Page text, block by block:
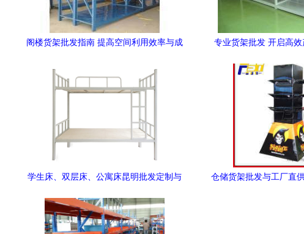
阁楼货架批发指南 提高空间利用效率与成
专业货架批发 开启高
学生床、双层床、公寓床昆明批发定制与
仓储货架批发与工厂直